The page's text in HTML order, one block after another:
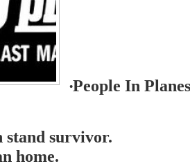
‧People In
stand survivor.
home.